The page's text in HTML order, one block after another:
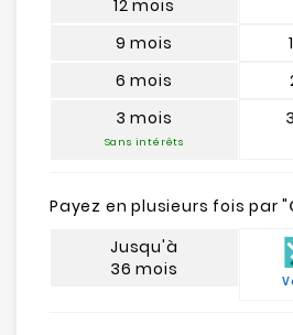
12 mois
9 mois
6 mois
3 mois
Sans intérêts
Payez en plusieurs fois par "
Jusqu'à
36 mois